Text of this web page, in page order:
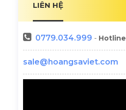
LIÊN HỆ
0779.034.999 - Hotline
sale@hoangsaviet.com